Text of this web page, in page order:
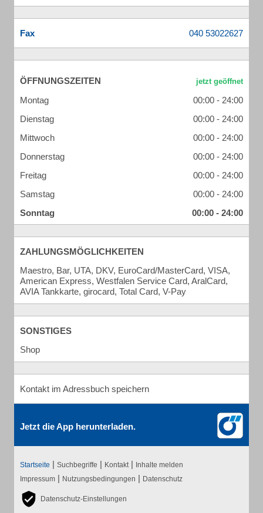
Fax
ÖFFNUNGSZEITEN
Montag
00:00 - 24:00
Dienstag
00:00 - 24:00
Mittwoch
00:00 - 24:00
Donnerstag
00:00 - 24:00
Freitag
00:00 - 24:00
Samstag
00:00 - 24:00
Sonntag
00:00 - 24:00
ZAHLUNGSMÖGLICHKEITEN
Maestro, Bar, UTA, DKV, EuroCard/MasterCard, VISA,
American Express, Westfalen Service Card, AralCard,
AVIA Tankkarte, girocard, Total Card, V-Pay
SONSTIGES
Shop
Kontakt im Adressbuch speichern
Jetzt die App herunterladen.
Startseite | Suchbegriffe | Kontakt | Inhalte melden
Impressum | Nutzungsbedingungen | Datenschutz
Datenschutz-Einstellungen